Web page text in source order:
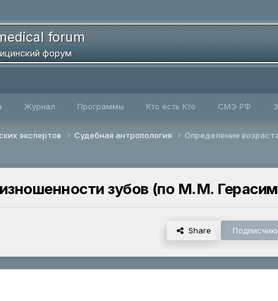
forum
форум
Журнал Программы Кто есть Кто СМЭ РФ
экспертов Судебная антропология Определение
зубов (по М.М.
Share